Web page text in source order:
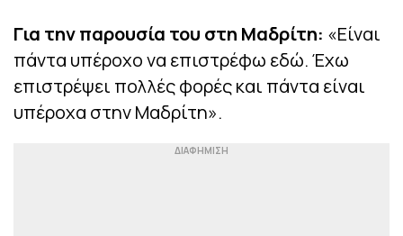
Για την παρουσία του στη Μαδρίτη: «Είναι
πάντα υπέροχο να επιστρέφω εδώ. Έχω
επιστρέψει πολλές φορές και πάντα είναι
υπέροχα στην Μαδρίτη».